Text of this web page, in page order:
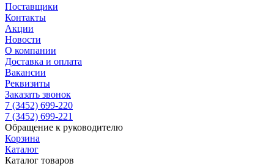
Поставщики
Контакты
Акции
Новости
О компании
Доставка и оплата
Вакансии
Реквизиты
Заказать звонок
7 (3452) 699-220
7 (3452) 699-221
Обращение к руководителю
Корзина
Каталог
Каталог товаров